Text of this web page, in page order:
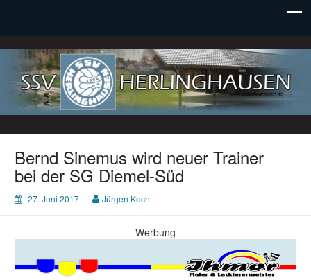
SSV Herlinghausen e. V.
Bernd Sinemus wird neuer Trainer
bei der SG Diemel-Süd
27. Juni 2017 Jürgen Koch
Werbung